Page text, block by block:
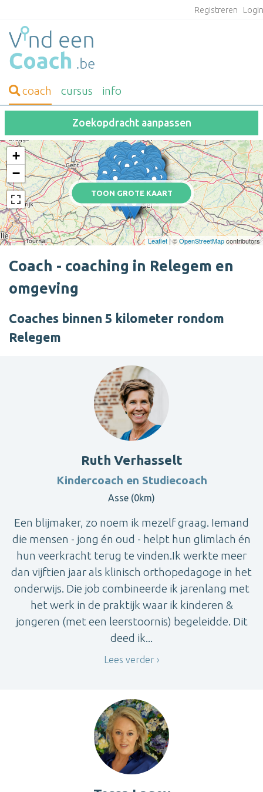
Registreren
coach cursus info
Zoekopdracht aanpassen
TOON GROTE KAART
+
−
Leaflet| ©OpenStreetMapcontributors
Coach - coaching in Relegem en
omgeving
Coaches binnen 5 kilometer rondom
Relegem
Ruth Verhasselt
Kindercoach en Studiecoach
Asse (0km)
Een blijmaker, zo noem ik mezelf graag. Iemand
die mensen - jong én oud - helpt hun glimlach én
hun veerkracht terug te vinden.Ik werkte meer
dan vijftien jaar als klinisch orthopedagoge in het
onderwijs. Die job combineerde ik jarenlang met
het werk in de praktijk waar ik kinderen &
jongeren (met een leerstoornis) begeleidde. Dit
deed ik...
Lees verder